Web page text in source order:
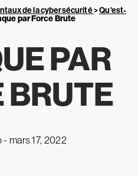
de la cybersécurité>Qu'est-
par Force Brute
PAR
BRUTE
- mars 17, 2022